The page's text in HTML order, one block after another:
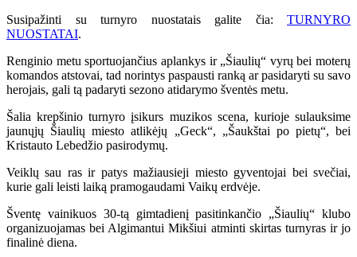
Susipažinti su turnyro nuostatais galite čia: TURNYRO
NUOSTATAI.
Renginio metu sportuojančius aplankys ir „Šiaulių“ vyrų bei moterų
komandos atstovai, tad norintys paspausti ranką ar pasidaryti su savo
herojais, gali tą padaryti sezono atidarymo šventės metu.
Šalia krepšinio turnyro įsikurs muzikos scena, kurioje sulauksime
jaunųjų Šiaulių miesto atlikėjų „Geck“, „Šaukštai po pietų“, bei
Kristauto Lebedžio pasirodymų.
Veiklų sau ras ir patys mažiausieji miesto gyventojai bei svečiai,
kurie gali leisti laiką pramogaudami Vaikų erdvėje.
Šventę vainikuos 30-tą gimtadienį pasitinkančio „Šiaulių“ klubo
organizuojamas bei Algimantui Mikšiui atminti skirtas turnyras ir jo
finalinė diena.